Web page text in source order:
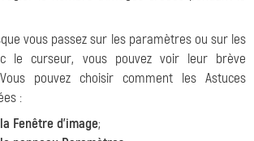
vous passez sur les paramètres ou sur les
le curseur, vous pouvez voir leur brève
pouvez choisir comment les Astuces
:
Fenêtre d'image;